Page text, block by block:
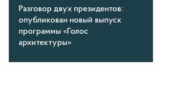
Разговор двух президентов:
опубликован новый выпуск
программы «Голос
архитектуры»